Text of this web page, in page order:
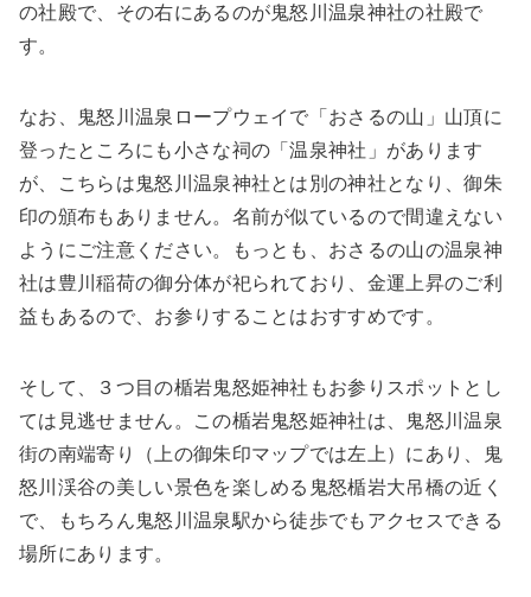
の社殿で、その右にあるのが鬼怒川温泉神社の社殿で
す。
なお、鬼怒川温泉ロープウェイで「おさるの山」山頂に
登ったところにも小さな祠の「温泉神社」があります
が、こちらは鬼怒川温泉神社とは別の神社となり、御朱
印の頒布もありません。名前が似ているので間違えない
ようにご注意ください。もっとも、おさるの山の温泉神
社は豊川稲荷の御分体が祀られており、金運上昇のご利
益もあるので、お参りすることはおすすめです。
そして、３つ目の楯岩鬼怒姫神社もお参りスポットとし
ては見逃せません。この楯岩鬼怒姫神社は、鬼怒川温泉
街の南端寄り（上の御朱印マップでは左上）にあり、鬼
怒川渓谷の美しい景色を楽しめる鬼怒楯岩大吊橋の近く
で、もちろん鬼怒川温泉駅から徒歩でもアクセスできる
場所にあります。